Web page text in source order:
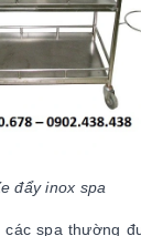
đẩy inox spa
spa thường